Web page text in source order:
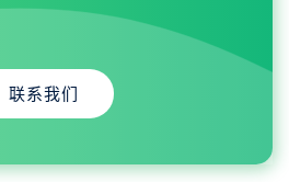
联系我们